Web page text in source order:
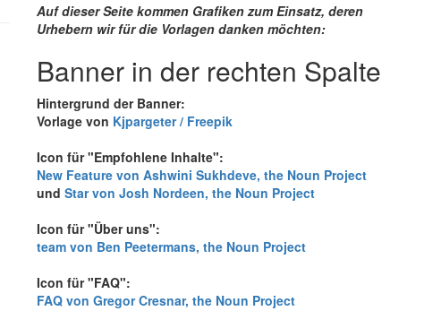
Auf dieser Seite kommen Grafiken zum Einsatz, deren
Urhebern wir für die Vorlagen danken möchten:
Banner in der rechten Spalte
Hintergrund der Banner:
Vorlage von Kjpargeter / Freepik
Icon für "Empfohlene Inhalte":
New Feature von Ashwini Sukhdeve, the Noun Project
und Star von Josh Nordeen, the Noun Project
Icon für "Über uns":
team von Ben Peetermans, the Noun Project
Icon für "FAQ":
FAQ von Gregor Cresnar, the Noun Project